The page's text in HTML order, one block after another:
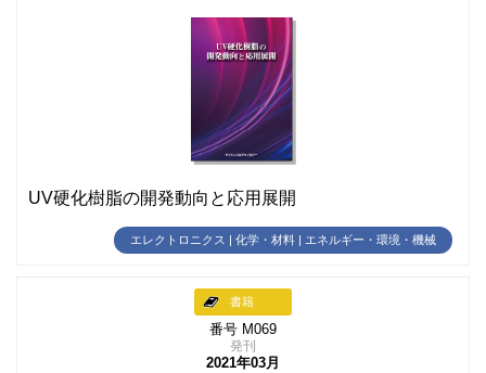
UV硬化樹脂の開発動向と応用展開
エレクトロニクス | 化学・材料 | エネルギー・環境・機械
書籍
番号 M069
発刊
2021年03月